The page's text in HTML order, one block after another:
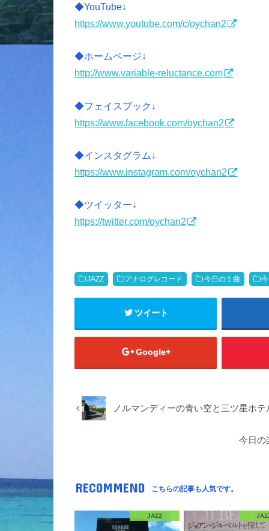
◆YouTube↓
https://www.youtube.com/c/oychan2
◆ホームページ↓
http://www.variable-reluctance.com
◆フェイスブック↓
https://www.facebook.com/oychan2
◆インスタグラム↓
https://www.instagram.com/oychan2
◆ツイッター↓
https://twitter.com/oychan2
JAZZ アナログレコード 今日の１曲
ツイート
Google+
ノルマンディーの青い空と三ツ星ホテ
今日の
RECOMMEND こちらの記事も人気です。
JAZZ